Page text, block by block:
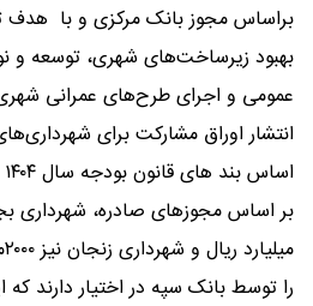
براساس مجوز بانک مرکزی و با
بهبود زیرساخت‌های شهری، توسعه و
عمومی و اجرای طرح‌های عمرانی
انتشار اوراق مشارکت برای
اساس بند های قانون بودجه سال ۱۴۰۴ کل کشور بر عهده گرفت.
را توسط بانک سپه در اختیار دارند که